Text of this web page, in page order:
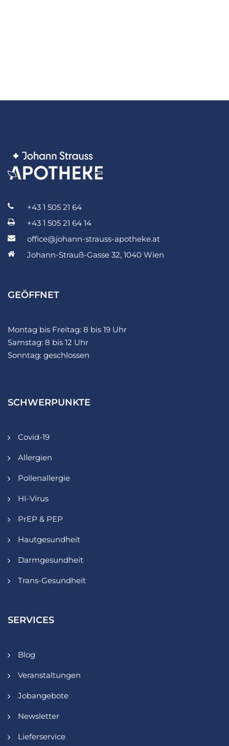
+43 1 505 21 64
+43 1 505 21 64 14
office@johann-strauss-apotheke.at
Johann-Strauß-Gasse 32, 1040 Wien
GEÖFFNET
Montag bis Freitag: 8 bis 19 Uhr
Samstag: 8 bis 12 Uhr
Sonntag: geschlossen
SCHWERPUNKTE
Covid-19
Allergien
Pollenallergie
HI-Virus
PrEP & PEP
Hautgesundheit
Darmgesundheit
Trans-Gesundheit
SERVICES
Blog
Veranstaltungen
Jobangebote
Newsletter
Lieferservice